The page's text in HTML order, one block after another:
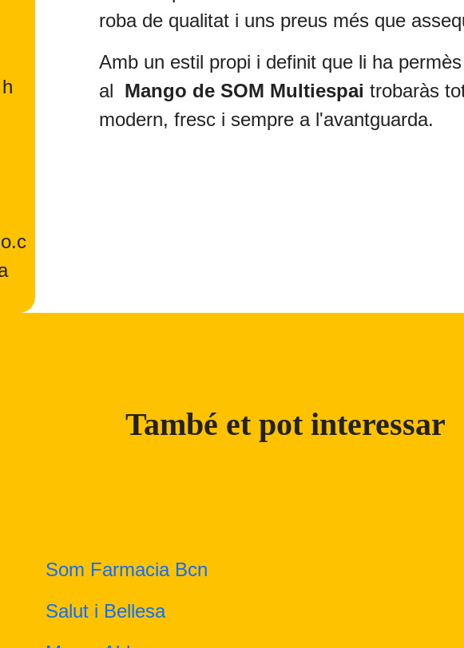
roba de qualitat i uns preus més que
Amb un estil propi i definit que li ha
al Mango de SOM Multiespai trobaràs
modern, fresc i sempre a l'avantguarda.
També et pot interessar
Som Farmacia Bcn
Salut i Bellesa